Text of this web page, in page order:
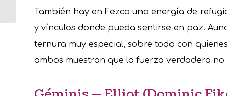
También hay en Fezco una energía de
y vínculos donde pueda sentirse en paz.
ternura muy especial, sobre todo con
ambos muestran que la fuerza verdadera
abiertas